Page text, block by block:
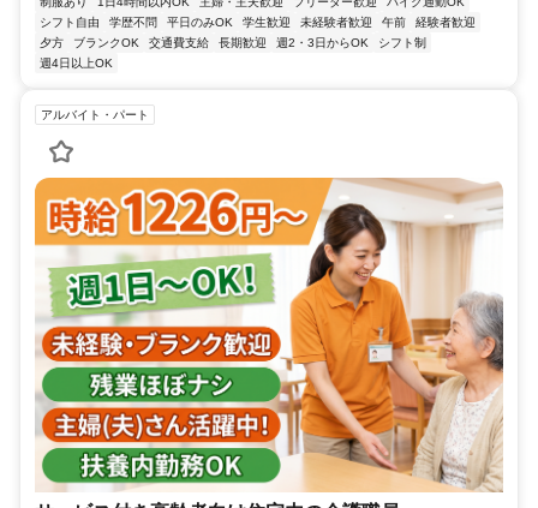
シフト自由
学歴不問 平日のみOK 学生歓迎 未経験者歓迎 午前
経験者歓迎
夕方
ブランクOK 交通費支給 長期歓迎 週2・3日からOK
シフト制
週4日以上OK
アルバイト・パート